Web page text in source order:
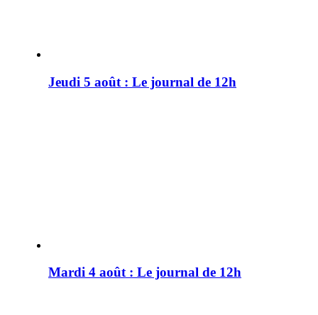
Jeudi 5 août : Le journal de 12h
Mardi 4 août : Le journal de 12h